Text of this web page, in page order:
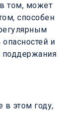
том, может
способен
опасностей и
поддержания
в этом году,